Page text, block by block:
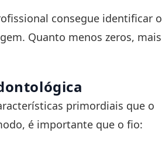
consegue identificar o
Quanto menos zeros, mais
primordiais que o
é importante que o fio: